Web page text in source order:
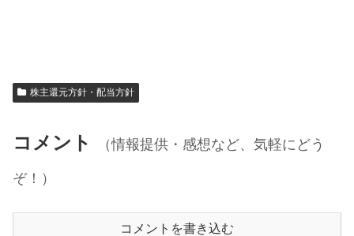
株主還元方針・配当方針
コメント
（情報提供・感想など、気軽にどう
ぞ！）
コメントを書き込む